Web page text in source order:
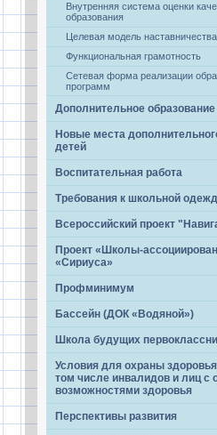
Внутренняя система оценки
образования
Целевая модель наставничества
Функциональная грамотность
Сетевая форма реализации
программ
Дополнительное образование
Новые места
детей
Воспитательная работа
Требования к школьной
Всероссийский проект
Проект «Школы-
«Сириуса»
Профминимум
Бассейн (ДОК «Водяной»)
Школа будущих
Условия для охраны
том числе инвалидов и лиц с
возможностями здоровья
Перспективы развития